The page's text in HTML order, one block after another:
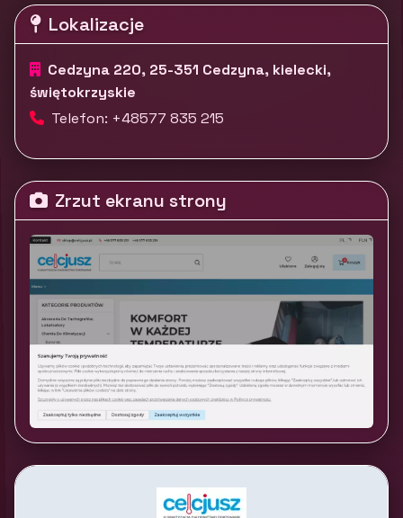
Lokalizacje
Cedzyna 220, 25-351 Cedzyna, kielecki,
świętokrzyskie
Telefon: +48577 835 215
Zrzut ekranu strony